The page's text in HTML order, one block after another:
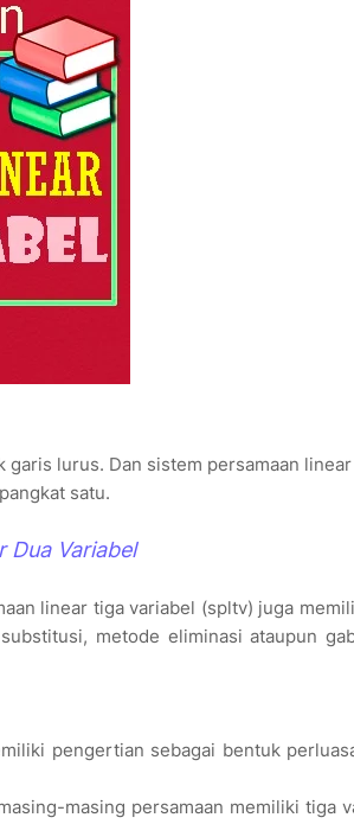
garis lurus. Dan sistem persamaan
satu.
Dua Variabel
linear tiga variabel (spltv) juga
metode eliminasi ataupun
pengertian sebagai bentuk
masing persamaan memiliki tiga